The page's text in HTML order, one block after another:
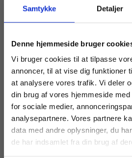
Samtykke Detaljer
Denne hjemmeside bruger
Vi bruger cookies til at tilpasse
annoncer, til at vise dig funktioner
at analysere vores trafik. Vi deler
din brug af vores hjemmeside
for sociale medier,
analysepartnere. Vores partnere
data med andre oplysninger, du
de har indsamlet fra din brug af
Køb læremidler og find
Fortsæt
For privatkunder og
studerende. Du får
vist priser inkl.